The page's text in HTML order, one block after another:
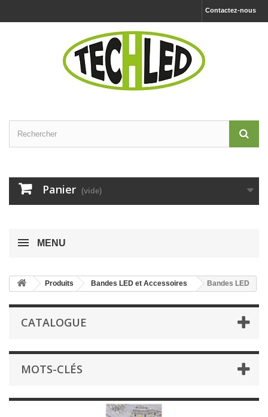
Contactez-nous
Panier (vide)
MENU
Produits Bandes LED et Accessoires Bandes LED
CATALOGUE
MOTS-CLÉS